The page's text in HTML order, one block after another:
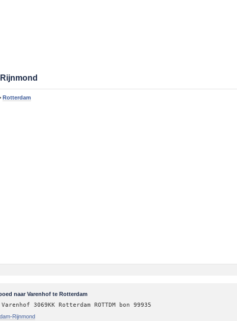
Rotterdam
naar Varenhof te Rotterdam
Varenhof 3069KK Rotterdam ROTTDM bon 99935
Rijnmond